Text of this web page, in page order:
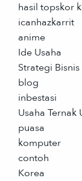
hasil topskor
icanhazkarrit
anime
Ide Usaha
Strategi Bisnis
blog
inbestasi
Usaha Ternak
puasa
komputer
contoh
Korea